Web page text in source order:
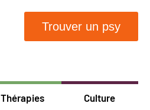
Trouver un psy
Thérapies Culture